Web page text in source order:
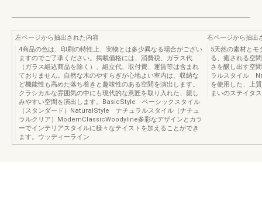
左ページから抽出された内容
4商品の色は、印刷の特性上、実物とは多少異なる場合がござい
ますのでご了承ください。掲載価格には、消費税、ガラス代
（ガラス組込商品を除く）、組立代、取付費、運賃等は含まれ
ておりません。自然な木のやすらぎが心地よい室内は、収納な
ど機能性も高めた落ち着きと趣味性のある空間を演出します。
クラシカルな雰囲気の中にも現代的な意匠を取り入れた、親し
みやすい空間を演出します。BasicStyle ベーシックスタイル
（スタンダード）NaturalStyle ナチュラルスタイル（ナチュ
ラルクリア）ModernClassicWoodyline多彩なデザインとカラ
ーでインテリアスタイルに様々なテイストを加えることができ
ます。ウッディーライン
右ページから抽出
5天然の素材とモ
る、癒される空
さを醸し出す空
ラルスタイル
を使用した、上
まいのステイタ